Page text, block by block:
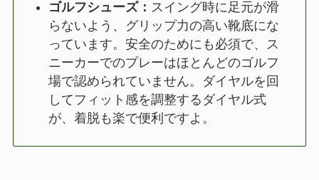
ゴルフシューズ： スイング時に足元が滑
らないよう、グリップ力の高い靴底にな
っています。安全のためにも必須で、ス
ニーカーでのプレーはほとんどのゴルフ
場で認められていません。ダイヤルを回
してフィット感を調整するダイヤル式
が、着脱も楽で便利ですよ。